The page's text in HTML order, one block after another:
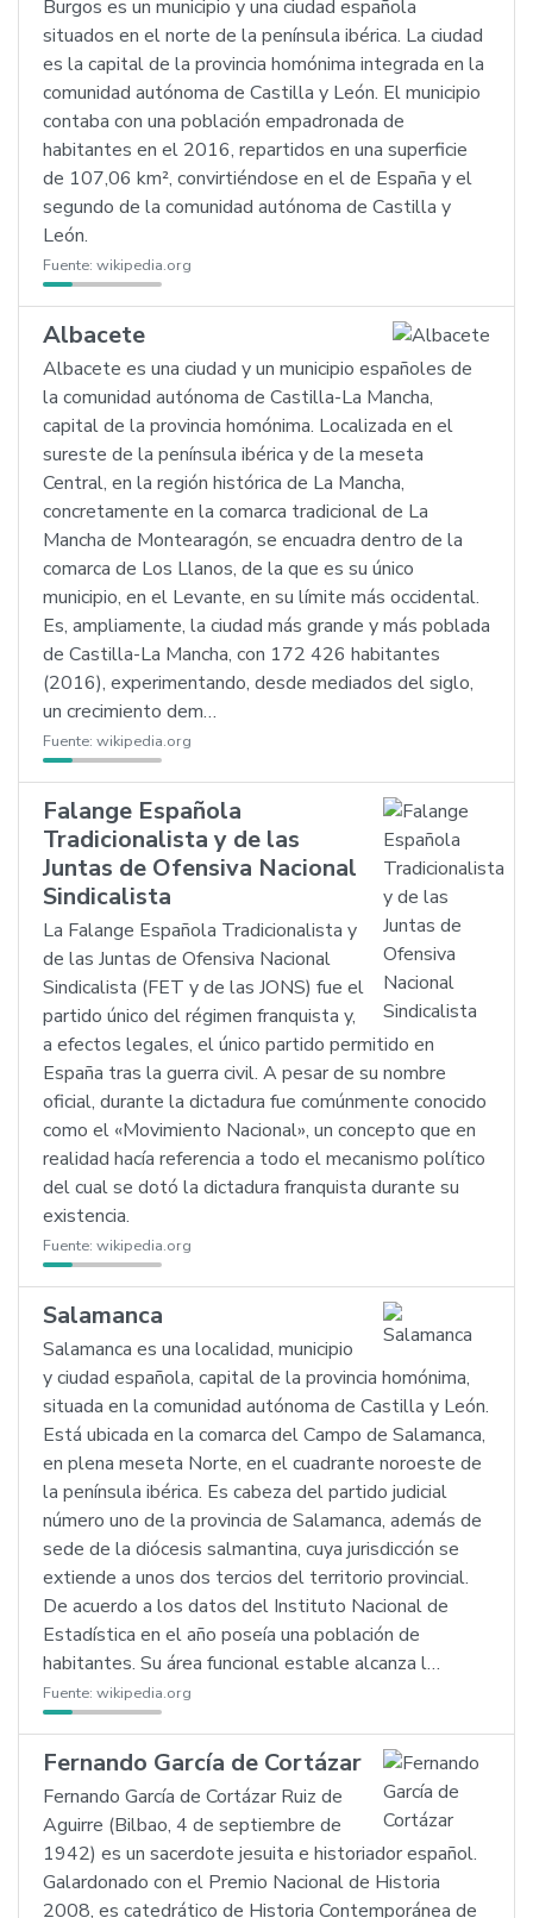
Burgos es un municipio y una ciudad española
situados en el norte de la península ibérica. La ciudad
es la capital de la provincia homónima integrada en la
comunidad autónoma de Castilla y León. El municipio
contaba con una población empadronada de
habitantes en el 2016, repartidos en una superficie
de 107,06 km², convirtiéndose en el de España y el
segundo de la comunidad autónoma de Castilla y
León.
Fuente: wikipedia.org
Albacete
Albacete es una ciudad y un municipio españoles de
la comunidad autónoma de Castilla-La Mancha,
capital de la provincia homónima. Localizada en el
sureste de la península ibérica y de la meseta
Central, en la región histórica de La Mancha,
concretamente en la comarca tradicional de La
Mancha de Montearagón, se encuadra dentro de la
comarca de Los Llanos, de la que es su único
municipio, en el Levante, en su límite más occidental.
Es, ampliamente, la ciudad más grande y más poblada
de Castilla-La Mancha, con 172 426 habitantes
(2016), experimentando, desde mediados del siglo,
un crecimiento dem…
Fuente: wikipedia.org
Falange Española
Tradicionalista y de las
Juntas de Ofensiva Nacional
Sindicalista
La Falange Española Tradicionalista y
de las Juntas de Ofensiva Nacional
Sindicalista (FET y de las JONS) fue el
partido único del régimen franquista y,
a efectos legales, el único partido permitido en
España tras la guerra civil. A pesar de su nombre
oficial, durante la dictadura fue comúnmente conocido
como el «Movimiento Nacional», un concepto que en
realidad hacía referencia a todo el mecanismo político
del cual se dotó la dictadura franquista durante su
existencia.
Fuente: wikipedia.org
Salamanca
Salamanca es una localidad, municipio
y ciudad española, capital de la provincia homónima,
situada en la comunidad autónoma de Castilla y León.
Está ubicada en la comarca del Campo de Salamanca,
en plena meseta Norte, en el cuadrante noroeste de
la península ibérica. Es cabeza del partido judicial
número uno de la provincia de Salamanca, además de
sede de la diócesis salmantina, cuya jurisdicción se
extiende a unos dos tercios del territorio provincial.
De acuerdo a los datos del Instituto Nacional de
Estadística en el año poseía una población de
habitantes. Su área funcional estable alcanza l…
Fuente: wikipedia.org
Fernando García de Cortázar
Fernando García de Cortázar Ruiz de
Aguirre (Bilbao, 4 de septiembre de
1942) es un sacerdote jesuita e historiador español.
Galardonado con el Premio Nacional de Historia
2008, es catedrático de Historia Contemporánea de